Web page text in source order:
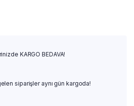
KARGO BEDAVA!
siparişler aynı gün kargoda!